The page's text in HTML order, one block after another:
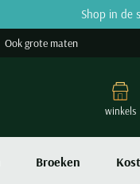
Shop in de
Ook grote maten
Broeken
winkels